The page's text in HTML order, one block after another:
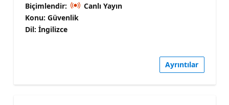
Biçimlendir:
Canlı Yayın
Konu: Güvenlik
Dil: İngilizce
Ayrıntılar